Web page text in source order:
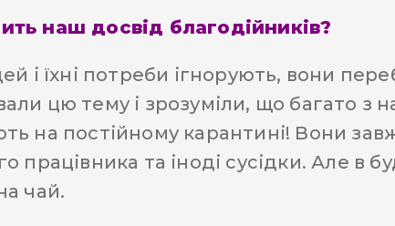
наш досвід благодійників?
і їхні потреби ігнорують, вони
цю тему і зрозуміли, що багато з
на постійному карантині! Вони
працівника та іноді сусідки. Але в
чай.